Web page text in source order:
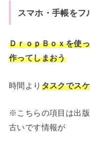
スマホ・手帳をフ
ＤｒｏｐＢｏｘを使
作ってしまおう
時間より タスクでス
※こちらの項目は出
古いです情報が